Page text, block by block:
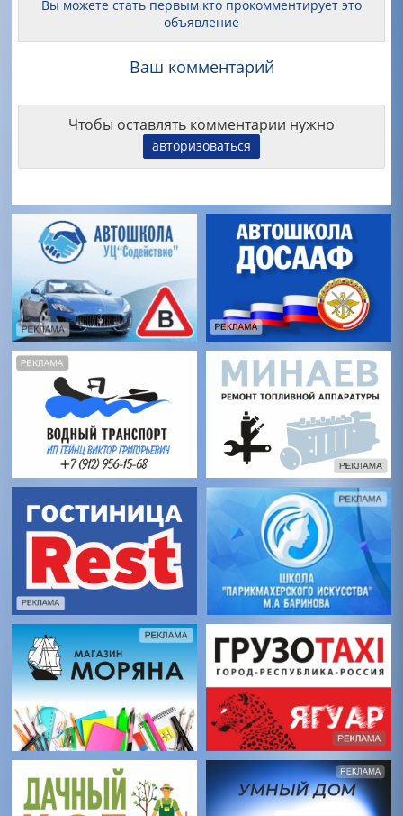
Вы можете стать первым кто прокомментирует это
объявление
Ваш комментарий
Чтобы оставлять комментарии нужно
авторизоваться